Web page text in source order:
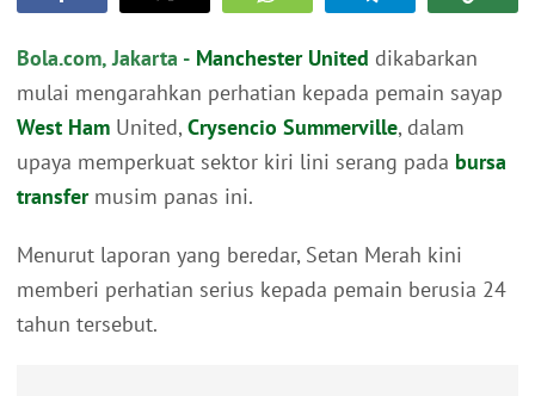
Bola.com, Jakarta - Manchester United dikabarkan
mulai mengarahkan perhatian kepada pemain sayap
West Ham United, Crysencio Summerville, dalam
upaya memperkuat sektor kiri lini serang pada bursa
transfermusim panas ini.
Menurut laporan yang beredar, Setan Merah kini
memberi perhatian serius kepada pemain berusia 24
tahun tersebut.